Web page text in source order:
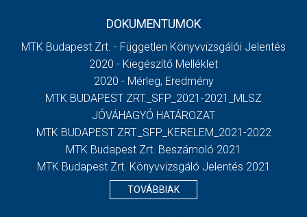
DOKUMENTUMOK
MTK Budapest Zrt. - Független Könyvvizsgálói Jelentés
2020 - Kiegészítő Melléklet
2020 - Mérleg, Eredmény
MTK BUDAPEST ZRT._SFP_2021-2021_MLSZ
JÓVÁHAGYÓ HATÁROZAT
MTK BUDAPEST ZRT._SFP_KERELEM_2021-2022
MTK Budapest Zrt. Beszámoló 2021
MTK Budapest Zrt. Könyvvizsgáló Jelentés 2021
TOVÁBBIAK